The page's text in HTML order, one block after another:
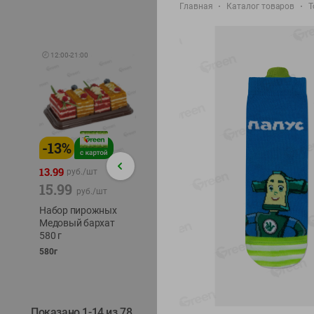
🕘 12:00-21:00
-13%
13.99 руб./шт
15.99 руб./шт
Набор пирожных
Медовый бархат
580 г
580г
4.99
ТОФУ
230г
Главная Каталог товаров